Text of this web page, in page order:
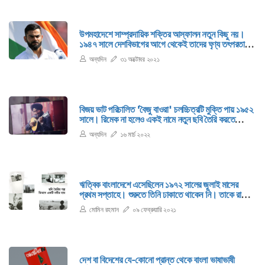
উপমহাদেশে সাম্প্রদায়িক শক্তির আস্ফালন নতুন কিছু নয়।
১৯৪৭ সালে দেশবিভাগের আগে থেকেই তাদের ঘৃণ্য তৎপরতা
শুরু হয়েছিল। এতে নানা সময়ে রক্ত ঝরেছে মানুষের। ব্যথিত
হয়েছে উদার মানবতাবাদী মানুষেরা।
অন্যদিন ৩১ অক্টোবর ২০২১
বিজয় ভাট পরিচালিত 'বৈজু বাওরা' চলচ্চিত্রটি মুক্তি পায় ১৯৫২
সালে। রিমেক না হলেও একই নামে নতুন ছবি তৈরি করতে
যাচ্ছেন সঞ্জয় লীলা বানশালি- এ খবর পুরনো। নতুন তথ্য হচ্ছে,
হিন্দুস্তানী উচ্চাঙ্গ সঙ্গীতের মূল স্রষ্টা মিয়া তানসেনের (১৫০৬ -
অন্যদিন ১৬ মার্চ ২০২২
ঋত্বিক বাংলাদেশে এসেছিলেন ১৯৭২ সালের জুলাই মাসের
প্রথম সপ্তাহে। শুরুতে তিনি ঢাকাতে থাকেন নি। তাকে রাখা
হয়েছিল নারায়ণগঞ্জের তৎকালীন ঢাকেশ্বরী মিলের গেস্ট
হাউজে। সেখানে বসেই তিনি ছবিটির একটি চিত্রনাট্য লিখেন।
মোমিন রহমান ০৯ ফেব্রুয়ারি ২০২১
দেশ বা বিদেশের যে-কোনো প্রান্ত থেকে বাংলা ভাষাভাষী